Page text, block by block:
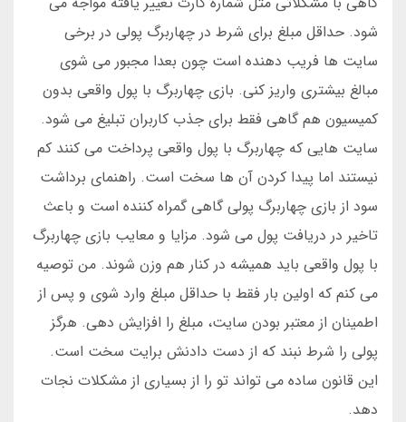
شود. حداقل مبلغ برای شرط در چهاربرگ پولی در برخی
سایت ها فریب دهنده است چون بعدا مجبور می شوی
مبالغ بیشتری واریز کنی. بازی چهاربرگ با پول واقعی بدون
کمیسیون هم گاهی فقط برای جذب کاربران تبلیغ می شود.
سایت هایی که چهاربرگ با پول واقعی پرداخت می کنند کم
نیستند اما پیدا کردن آن ها سخت است. راهنمای برداشت
سود از بازی چهاربرگ پولی گاهی گمراه کننده است و باعث
تاخیر در دریافت پول می شود. مزایا و معایب بازی چهاربرگ
با پول واقعی باید همیشه در کنار هم وزن شوند. من توصیه
می کنم که اولین بار فقط با حداقل مبلغ وارد شوی و پس از
اطمینان از معتبر بودن سایت، مبلغ را افزایش دهی. هرگز
پولی را شرط نبند که از دست دادنش برایت سخت است.
این قانون ساده می تواند تو را از بسیاری از مشکلات نجات
دهد.